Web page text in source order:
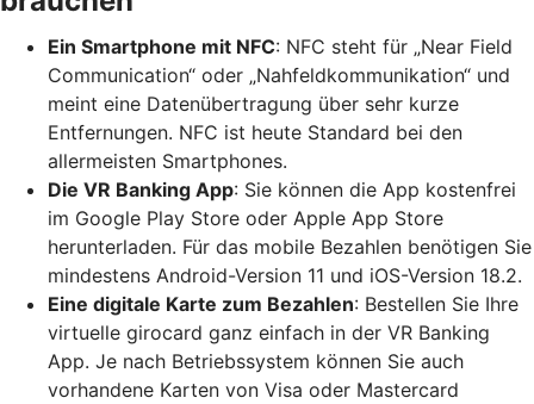
Ein Smartphone mit NFC: NFC steht für „Near Field
Communication“ oder „Nahfeldkommunikation“ und
meint eine Datenübertragung über sehr kurze
Entfernungen. NFC ist heute Standard bei den
allermeisten Smartphones.
Die VR Banking App: Sie können die App kostenfrei
im Google Play Store oder Apple App Store
herunterladen. Für das mobile Bezahlen benötigen Sie
mindestens Android-Version 11 und iOS-Version 18.2.
Eine digitale Karte zum Bezahlen: Bestellen Sie Ihre
virtuelle girocard ganz einfach in der VR Banking
App. Je nach Betriebssystem können Sie auch
vorhandene Karten von Visa oder Mastercard